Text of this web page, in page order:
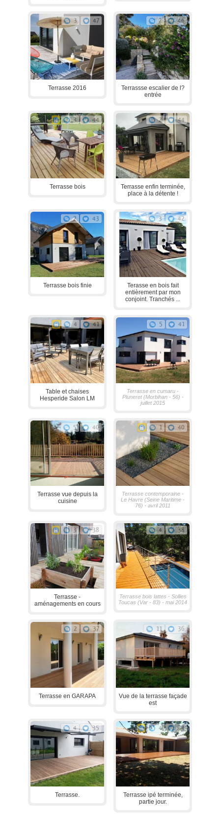
3 47
Terrasse 2016
2 46
Terrassse escalier de l?
entrée
3 44
Terrasse bois
2 44
Terrasse enfin terminée,
place à la détente !
2 43
Terrasse bois finie
3 42
Terasse en bois fait
entièrement par mon
conjoint. Tranchés ...
4 41
Table et chaises
Hesperide Salon LM
5 41
Terrasse en cumaru -
Pluneret (Morbihan - 56) -
juillet 2015
5 40
Terrasse vue depuis la
cuisine
1 40
Terrasse contemporaine -
Le Havre (Seine Maritime -
76) - avril 2011
3 38
Terrasse -
aménagements en cours
4 38
Terrasse bois lattes - Sollies
Toucas (Var - 83) - mai 2014
2 37
Terrasse en GARAPA
11 36
Vue de la terrasse façade
est
4 35
Terrasse.
4 34
Terrasse ipé terminée,
partie jour.